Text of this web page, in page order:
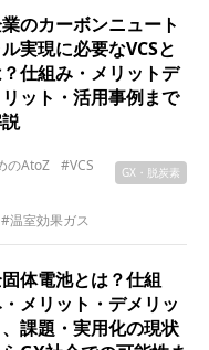
のカーボンニュート
実現に必要なVCSと
仕組み・メリットデ
ット・活用事例まで
のAtoZ
#VCS
#温室効果ガス
GX・脱炭素
体電池とは？仕組
メリット・デメリッ
、課題・実用化の現状